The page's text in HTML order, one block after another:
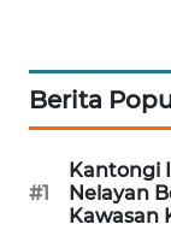
Berita
#1
Kantongi
Nelayan
Kawasan
NEWS
MEDAN
NEWS